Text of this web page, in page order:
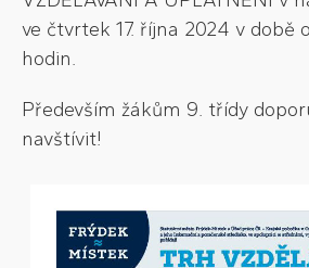
ve čtvrtek 17. října 2024 v době
hodin.
Především žákům 9. třídy
navštívit!